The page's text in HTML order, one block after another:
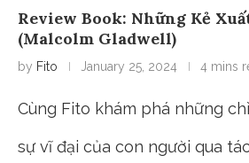
Review Book: Những Kẻ
(Malcolm Gladwell)
by Fito January 25, 2024 4 mins
Cùng Fito khám phá những
sự vĩ đại của con người qua